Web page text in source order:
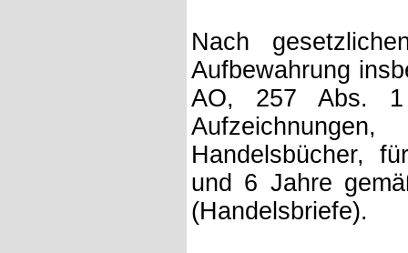
Nach
Aufbewahrung
AO, 257 Abs.
Handelsbücher,
und 6 Jahre
(Handelsbriefe).